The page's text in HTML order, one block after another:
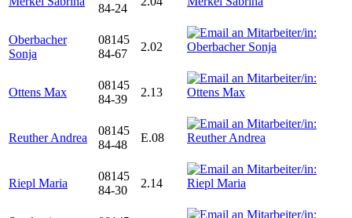
84-24
Oberbacher
Sonja
08145
84-67
2.02
Ottens Max
08145
84-39
2.13
Reuther Andrea
08145
84-48
E.08
Riepl Maria
08145
84-30
2.14